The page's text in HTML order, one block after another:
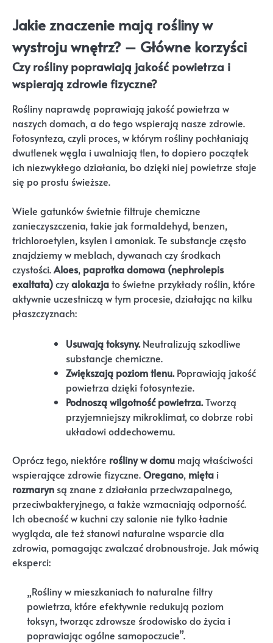
Jakie znaczenie mają rośliny w
wystroju wnętrz? – Główne korzyści
Czy rośliny poprawiają jakość powietrza i
wspierają zdrowie fizyczne?
Rośliny naprawdę poprawiają jakość powietrza w
naszych domach, a do tego wspierają nasze zdrowie.
Fotosynteza, czyli proces, w którym rośliny pochłaniają
dwutlenek węgla i uwalniają tlen, to dopiero początek
ich niezwykłego działania, bo dzięki niej powietrze staje
się po prostu świeższe.
Wiele gatunków świetnie filtruje chemiczne
zanieczyszczenia, takie jak formaldehyd, benzen,
trichloroetylen, ksylen i amoniak. Te substancje często
znajdziemy w meblach, dywanach czy środkach
czystości.Aloes, paprotka domowa (nephrolepis
exaltata)czyalokazjato świetne przykłady roślin, które
aktywnie uczestniczą w tym procesie, działając na kilku
płaszczyznach:
Usuwają toksyny.Neutralizują szkodliwe
substancje chemiczne.
Zwiększają poziom tlenu.Poprawiają jakość
powietrza dzięki fotosyntezie.
Podnoszą wilgotność powietrza.Tworzą
przyjemniejszy mikroklimat, co dobrze robi
układowi oddechowemu.
Oprócz tego, niektóre rośliny w domu mają właściwości
wspierające zdrowie fizyczne.Oregano, mięta i
rozmaryn są znane z działania przeciwzapalnego,
przeciwbakteryjnego, a także wzmacniają odporność.
Ich obecność w kuchni czy salonie nie tylko ładnie
wygląda, ale też stanowi naturalne wsparcie dla
zdrowia, pomagając zwalczać drobnoustroje. Jak mówią
eksperci:
„Rośliny w mieszkaniach to naturalne filtry
powietrza, które efektywnie redukują poziom
toksyn, tworząc zdrowsze środowisko do życia i
poprawiając ogólne samopoczucie”.